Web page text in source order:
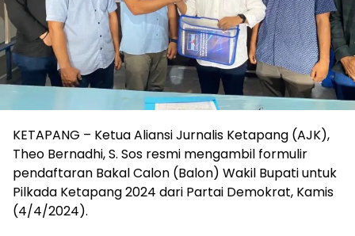
KETAPANG – Ketua Aliansi Jurnalis Ketapang (AJK),
Theo Bernadhi, S. Sos resmi mengambil formulir
pendaftaran Bakal Calon (Balon) Wakil Bupati untuk
Pilkada Ketapang 2024 dari Partai Demokrat, Kamis
(4/4/2024).